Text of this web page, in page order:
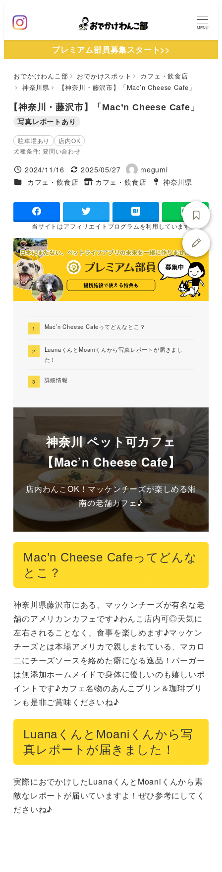
ン
MENU
プレミアム部員募集スタート>>
おでかけわんこ部 おでかけスポット
カフェ・飲食店
神奈川県
【神奈川・藤沢市】「Mac’n Cheese Cafe」
【神奈川・藤沢市】「Mac’n Cheese Cafe」
写真レポートあり
駐車場あり
店内OK
犬種条件: 要問い合わせ
投稿日
2024/11/16
更新日
2025/05/27
著
者
megumi
施設ジャンル
カフェ・飲食店
タグ
カフェ・飲食店
タグ
神奈川県
- - -
当サイトはアフィリエイトプログラムを利用しています
Mac’n Cheese Cafeってどんなとこ？
LuanaくんとMoaniくんから写真レポートが届きまし
た！
詳細情報
神奈川 ペット可カフェ
【Mac’n Cheese Cafe】
店内わんこOK！マッケンチーズが楽しめる湘
南の老舗カフェ♪
Mac’n Cheese Cafeってどんな
とこ？
神奈川県藤沢市にある、マッケンチーズが有名な老
舗のアメリカンカフェです♪わんこ店内可◎天気に
左右されることなく、食事を楽しめます♪マッケン
チーズとは本場アメリカで親しまれている、マカロ
二にチーズソースを絡めた癖になる逸品！バーガー
は無添加ホームメイドで身体に優しいのも嬉しいポ
イントです♪カフェ名物のあんこプリン＆珈琲プリ
ンも是非ご賞味くださいね♪
LuanaくんとMoaniくんから写
真レポートが届きました！
実際におでかけしたLuanaくんとMoaniくんから素
敵なレポートが届いていますよ！ぜひ参考にしてく
ださいね♪